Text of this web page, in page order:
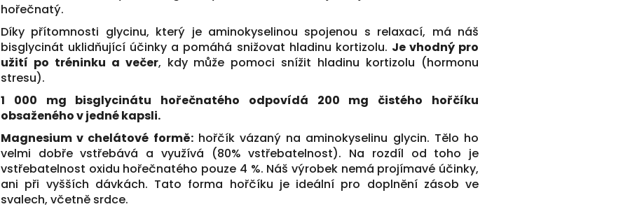
hořečnatý.
Díky přítomnosti glycinu, který je aminokyselinou spojenou s relaxací, má náš
bisglycinát uklidňující účinky a pomáhá snižovat hladinu kortizolu. Je vhodný pro
užití po tréninku a večer, kdy může pomoci snížit hladinu kortizolu (hormonu
stresu).
1 000 mg bisglycinátu hořečnatého odpovídá 200 mg čistého hořčíku
obsaženého v jedné kapsli.
Magnesium v chelátové formě:hořčík vázaný na aminokyselinu glycin. Tělo ho
velmi dobře vstřebává a využívá (80% vstřebatelnost). Na rozdíl od toho je
vstřebatelnost oxidu hořečnatého pouze 4 %. Náš výrobek nemá projímavé účinky,
ani při vyšších dávkách. Tato forma hořčíku je ideální pro doplnění zásob ve
svalech, včetně srdce.